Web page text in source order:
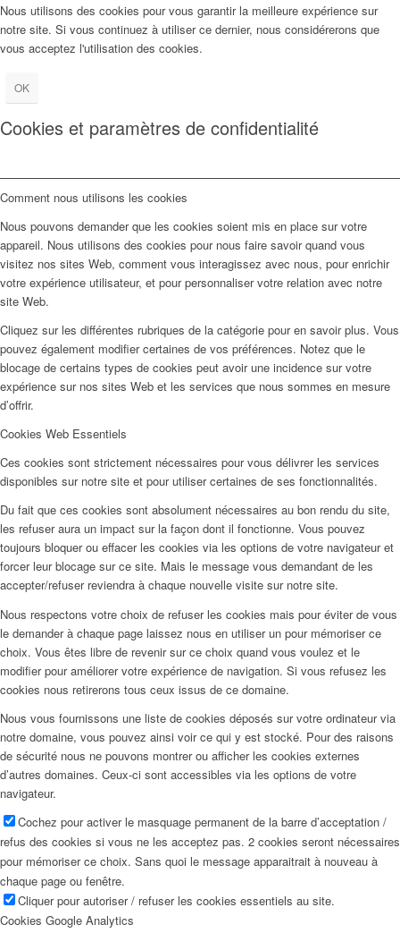
Nous utilisons des cookies pour vous garantir la meilleure expérience sur
notre site. Si vous continuez à utiliser ce dernier, nous considérerons que
vous acceptez l'utilisation des cookies.
OK
Cookies et paramètres de confidentialité
Comment nous utilisons les cookies
Nous pouvons demander que les cookies soient mis en place sur votre
appareil. Nous utilisons des cookies pour nous faire savoir quand vous
visitez nos sites Web, comment vous interagissez avec nous, pour enrichir
votre expérience utilisateur, et pour personnaliser votre relation avec notre
site Web.
Cliquez sur les différentes rubriques de la catégorie pour en savoir plus. Vous
pouvez également modifier certaines de vos préférences. Notez que le
blocage de certains types de cookies peut avoir une incidence sur votre
expérience sur nos sites Web et les services que nous sommes en mesure
d’offrir.
Cookies Web Essentiels
Ces cookies sont strictement nécessaires pour vous délivrer les services
disponibles sur notre site et pour utiliser certaines de ses fonctionnalités.
Du fait que ces cookies sont absolument nécessaires au bon rendu du site,
les refuser aura un impact sur la façon dont il fonctionne. Vous pouvez
toujours bloquer ou effacer les cookies via les options de votre navigateur et
forcer leur blocage sur ce site. Mais le message vous demandant de les
accepter/refuser reviendra à chaque nouvelle visite sur notre site.
Nous respectons votre choix de refuser les cookies mais pour éviter de vous
le demander à chaque page laissez nous en utiliser un pour mémoriser ce
choix. Vous êtes libre de revenir sur ce choix quand vous voulez et le
modifier pour améliorer votre expérience de navigation. Si vous refusez les
cookies nous retirerons tous ceux issus de ce domaine.
Nous vous fournissons une liste de cookies déposés sur votre ordinateur via
notre domaine, vous pouvez ainsi voir ce qui y est stocké. Pour des raisons
de sécurité nous ne pouvons montrer ou afficher les cookies externes
d’autres domaines. Ceux-ci sont accessibles via les options de votre
navigateur.
Cochez pour activer le masquage permanent de la barre d’acceptation /
refus des cookies si vous ne les acceptez pas. 2 cookies seront nécessaires
pour mémoriser ce choix. Sans quoi le message apparaitrait à nouveau à
chaque page ou fenêtre.
Cliquer pour autoriser / refuser les cookies essentiels au site.
Cookies Google Analytics